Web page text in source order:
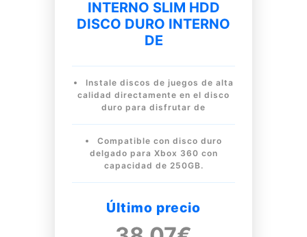
INTERNO SLIM HDD
DISCO DURO INTERNO
DE
Instale discos de juegos de alta
calidad directamente en el disco
duro para disfrutar de
Compatible con disco duro
delgado para Xbox 360 con
capacidad de 250GB.
Último precio